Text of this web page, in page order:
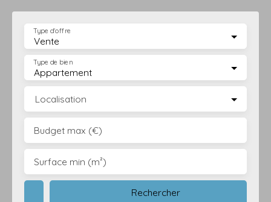
Vente
Type d'offre
Appartement
Type de bien
Localisation
Budget max (€)
Surface min (m²)
Rechercher